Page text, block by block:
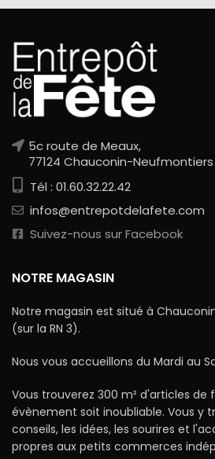
5c route de Meaux,
77124 Chauconin-Neufmontiers
Tél : 01.60.32.22.42
infos@entrepotdelafete.com
Suivez-nous sur Facebook
NOTRE MAGASIN
Notre magasin est situé à
(sur la RN 3).
Nous vous accueillons du Mardi au
Vous trouverez 300 m² d'articles de
évènement soit inoubliable. Vous y
conseils, les idées, les sourires et
propres aux petits commerces